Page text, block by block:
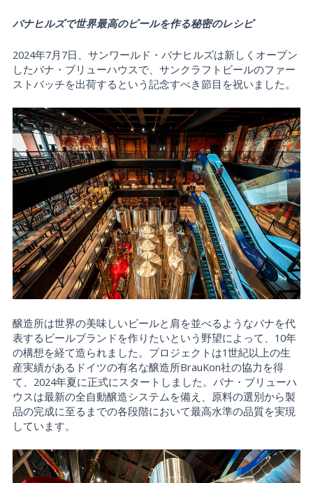
バナヒルズで世界最高のビールを作る秘密のレシピ
2024年7月7日、サンワールド・バナヒルズは新しくオープン
したバナ・ブリューハウスで、サンクラフトビールのファー
ストバッチを出荷するという記念すべき節目を祝いました。
醸造所は世界の美味しいビールと肩を並べるようなバナを代
表するビールブランドを作りたいという野望によって、10年
の構想を経て造られました。プロジェクトは1世紀以上の生
産実績があるドイツの有名な醸造所BrauKon社の協力を得
て、2024年夏に正式にスタートしました。バナ・ブリューハ
ウスは最新の全自動醸造システムを備え、原料の選別から製
品の完成に至るまでの各段階において最高水準の品質を実現
しています。